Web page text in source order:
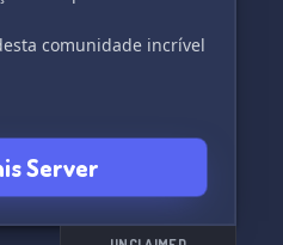
comunidade incrível
Server